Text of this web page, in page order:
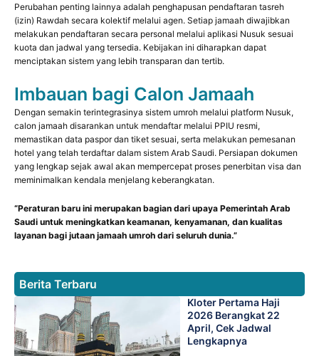
Perubahan penting lainnya adalah penghapusan pendaftaran tasreh
(izin) Rawdah secara kolektif melalui agen. Setiap jamaah diwajibkan
melakukan pendaftaran secara personal melalui aplikasi Nusuk sesuai
kuota dan jadwal yang tersedia. Kebijakan ini diharapkan dapat
menciptakan sistem yang lebih transparan dan tertib.
Imbauan bagi Calon Jamaah
Dengan semakin terintegrasinya sistem umroh melalui platform Nusuk,
calon jamaah disarankan untuk mendaftar melalui PPIU resmi,
memastikan data paspor dan tiket sesuai, serta melakukan pemesanan
hotel yang telah terdaftar dalam sistem Arab Saudi. Persiapan dokumen
yang lengkap sejak awal akan mempercepat proses penerbitan visa dan
meminimalkan kendala menjelang keberangkatan.
“Peraturan baru ini merupakan bagian dari upaya Pemerintah Arab
Saudi untuk meningkatkan keamanan, kenyamanan, dan kualitas
layanan bagi jutaan jamaah umroh dari seluruh dunia.”
Berita Terbaru
Kloter Pertama Haji
2026 Berangkat 22
April, Cek Jadwal
Lengkapnya